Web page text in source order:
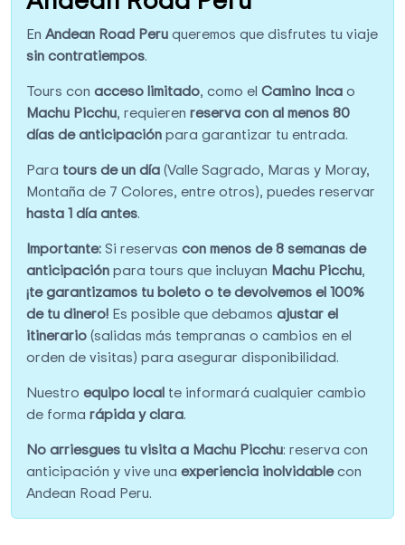
En Andean Road Peruqueremos que disfrutes tu viaje
sin contratiempos.
Tours con acceso limitado, como el Camino Incao
Machu Picchu, requieren reserva con al menos 80
días de anticipaciónpara garantizar tu entrada.
Para tours de un día(Valle Sagrado, Maras y Moray,
Montaña de 7 Colores, entre otros), puedes reservar
hasta 1 día antes.
Importante:Si reservas con menos de 8 semanas de
anticipaciónpara tours que incluyan Machu Picchu,
¡te garantizamos tu boleto o te devolvemos el 100%
de tu dinero! Es posible que debamos ajustar el
itinerario(salidas más tempranas o cambios en el
orden de visitas) para asegurar disponibilidad.
Nuestro equipo local te informará cualquier cambio
de forma rápida y clara.
No arriesgues tu visita a Machu Picchu: reserva con
anticipación y vive una experiencia inolvidablecon
Andean Road Peru.